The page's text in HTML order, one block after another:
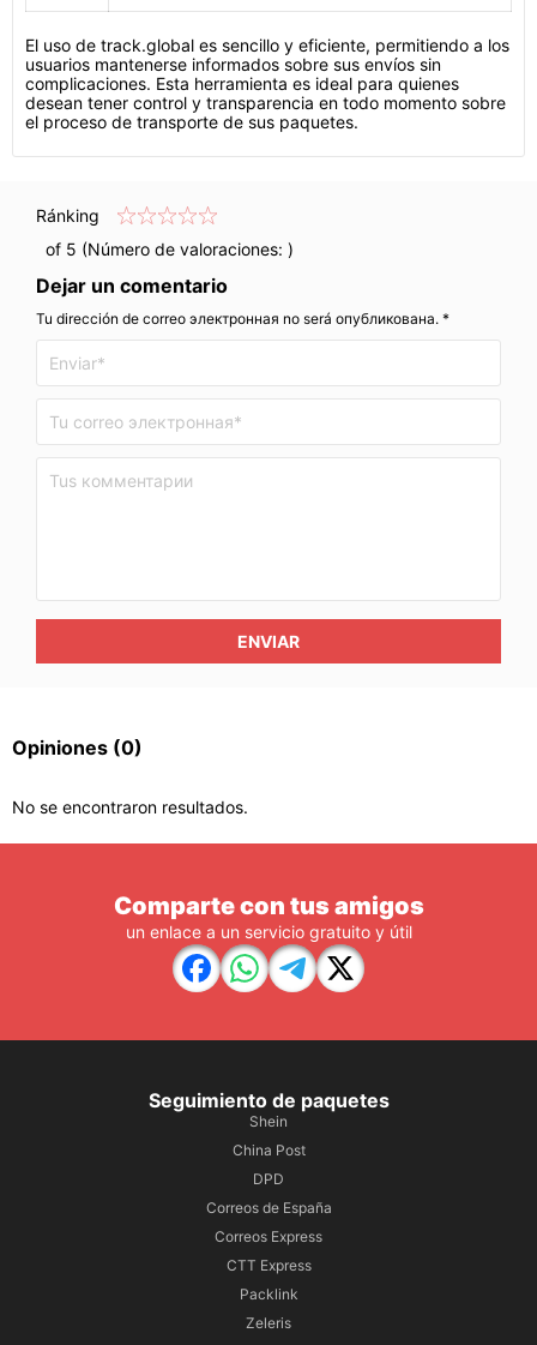
El uso de track.global es sencillo y eficiente, permitiendo a los
usuarios mantenerse informados sobre sus envíos sin
complicaciones. Esta herramienta es ideal para quienes
desean tener control y transparencia en todo momento sobre
el proceso de transporte de sus paquetes.
Ránking
of 5 (Número de valoraciones: )
Dejar un comentario
Tu dirección de correo электронная no será опубликована. *
ENVIAR
Opiniones (0)
No se encontraron resultados.
Comparte con tus amigos
un enlace a un servicio gratuito y útil
Seguimiento de paquetes
Shein
China Post
DPD
Correos de España
Correos Express
CTT Express
Packlink
Zeleris